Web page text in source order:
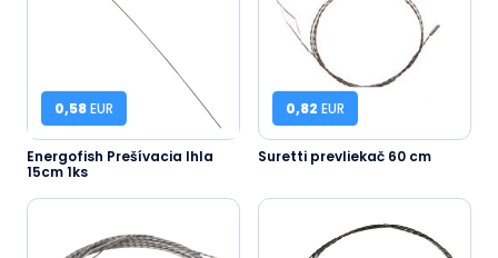
0,58EUR
Energofish Prešívacia Ihla
15cm 1ks
0,82 EUR
Suretti prevliekač 60 cm